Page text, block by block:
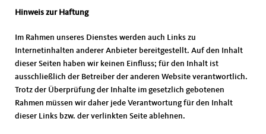
Hinweis zur Haftung
Im Rahmen unseres Dienstes werden auch Links zu
Internetinhalten anderer Anbieter bereitgestellt. Auf den Inhalt
dieser Seiten haben wir keinen Einfluss; für den Inhalt ist
ausschließlich der Betreiber der anderen Website verantwortlich.
Trotz der Überprüfung der Inhalte im gesetzlich gebotenen
Rahmen müssen wir daher jede Verantwortung für den Inhalt
dieser Links bzw. der verlinkten Seite ablehnen.